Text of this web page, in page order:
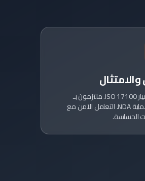
والامتثال
وفق معيار ISO 17100. ملتزمون بـ
GDPR. حماية NDA. التعامل الآمن مع
الحساسة.